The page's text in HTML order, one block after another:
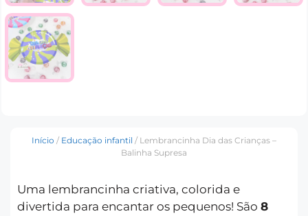
Início / Educação infantil / Lembrancinha Dia das Crianças –
Balinha Supresa
Uma lembrancinha criativa, colorida e
divertida para encantar os pequenos! São 8